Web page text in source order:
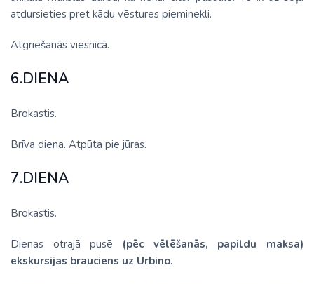
atdursieties pret kādu vēstures pieminekli.
Atgriešanās viesnīcā.
6.DIENA
Brokastis.
Brīva diena. Atpūta pie jūras.
7.DIENA
Brokastis.
Dienas otrajā pusē (pēc vēlēšanās, papildu maksa)
ekskursijas brauciens uz Urbino.